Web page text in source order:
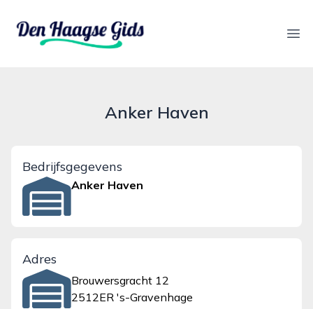
denhaagsegids.nl
Anker Haven
Bedrijfsgegevens
Anker Haven
Adres
Brouwersgracht 12
2512ER 's-Gravenhage